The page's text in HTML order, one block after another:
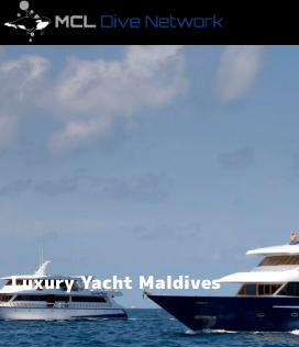
Luxury Yacht Maldives